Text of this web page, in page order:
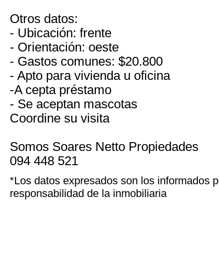
Otros datos:
- Ubicación: frente
- Orientación: oeste
- Gastos comunes: $20.800
- Apto para vivienda u oficina
-A cepta préstamo
- Se aceptan mascotas
Coordine su visita
Somos Soares Netto Propiedades
094 448 521
*Los datos expresados son los informados
responsabilidad de la inmobiliaria